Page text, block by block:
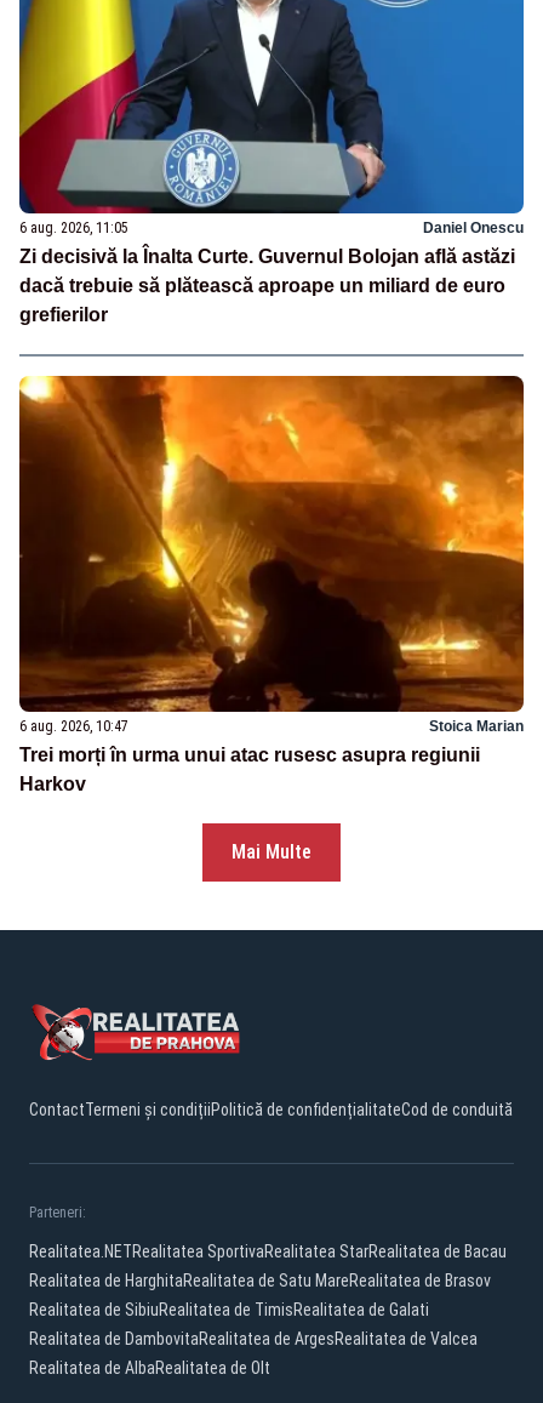
6 aug. 2026, 11:05 Daniel Onescu
Zi decisivă la Înalta Curte. Guvernul Bolojan află astăzi
dacă trebuie să plătească aproape un miliard de euro
grefierilor
6 aug. 2026, 10:47 Stoica Marian
Trei morți în urma unui atac rusesc asupra regiunii
Harkov
Mai Multe
ContactTermeni și condițiiPolitică de confidențialitateCod de conduită
Parteneri:
Realitatea.NETRealitatea SportivaRealitatea StarRealitatea de Bacau
Realitatea de HarghitaRealitatea de Satu MareRealitatea de Brasov
Realitatea de SibiuRealitatea de TimisRealitatea de Galati
Realitatea de DambovitaRealitatea de ArgesRealitatea de Valcea
Realitatea de AlbaRealitatea de Olt